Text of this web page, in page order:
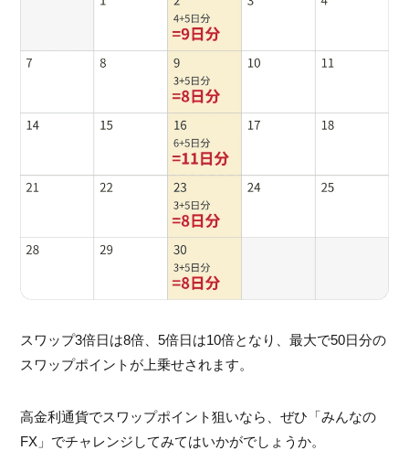
スワップ3倍日は8倍、5倍日は10倍となり、最大で50日分の
スワップポイントが上乗せされます。
高金利通貨でスワップポイント狙いなら、ぜひ「みんなの
FX」でチャレンジしてみてはいかがでしょうか。